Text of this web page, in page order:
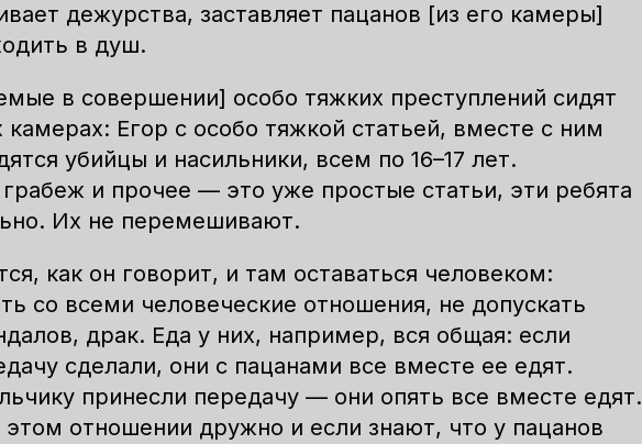
дежурства, заставляет пацанов [из его камеры]
в душ.
в совершении] особо тяжких преступлений сидят
камерах: Егор с особо тяжкой статьей, вместе с ним
убийцы и насильники, всем по 16–17 лет.
грабеж и прочее — это уже простые статьи, эти ребята
Их не перемешивают.
как он говорит, и там оставаться человеком:
со всеми человеческие отношения, не допускать
драк. Еда у них, например, вся общая: если
сделали, они с пацанами все вместе ее едят.
принесли передачу — они опять все вместе едят.
отношении дружно и если знают, что у пацанов